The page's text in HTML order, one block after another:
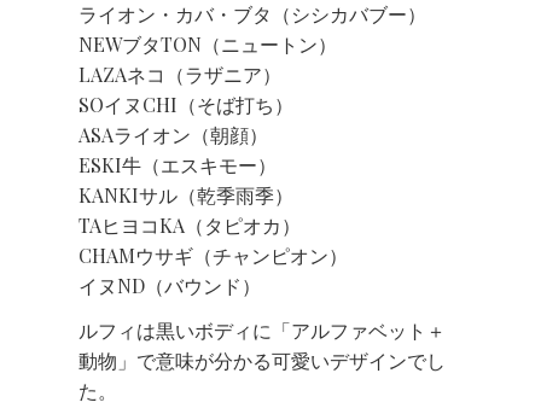
ライオン・カバ・ブタ（シシカバブー）
NEWブタTON（ニュートン）
LAZAネコ（ラザニア）
SOイヌCHI（そば打ち）
ASAライオン（朝顔）
ESKI牛（エスキモー）
KANKIサル（乾季雨季）
TAヒヨコKA（タピオカ）
CHAMウサギ（チャンピオン）
イヌND（バウンド）
ルフィは黒いボディに「アルファベット＋
動物」で意味が分かる可愛いデザインでし
た。